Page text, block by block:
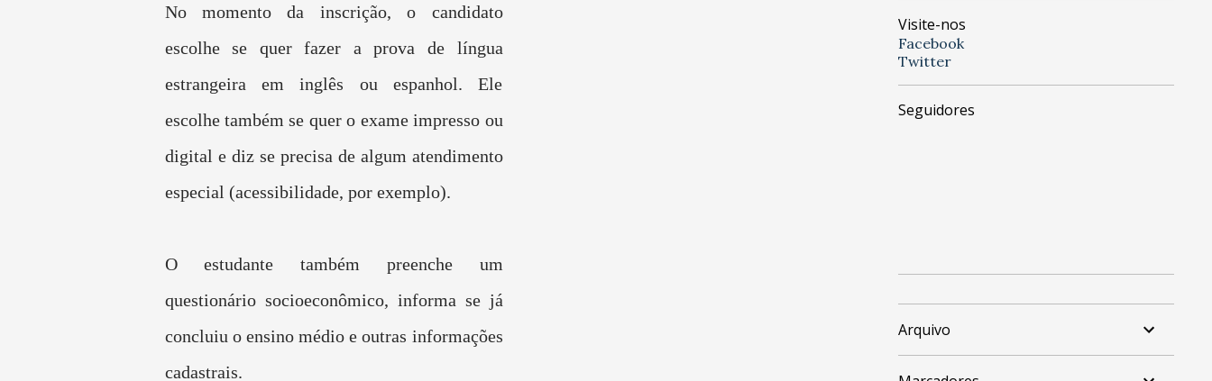
No momento da inscrição, o candidato
escolhe se quer fazer a prova de língua
estrangeira em inglês ou espanhol. Ele
escolhe também se quer o exame impresso ou
digital e diz se precisa de algum atendimento
especial (acessibilidade, por exemplo).
O estudante também preenche um
questionário socioeconômico, informa se já
concluiu o ensino médio e outras informações
cadastrais.
Visite-nos
Facebook
Twitter
Seguidores
Arquivo